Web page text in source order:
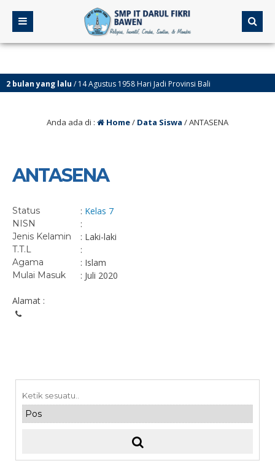
yang lalu / 14 Agustus 1958 Hari Jadi Provinsi Bali
Anda ada di : Home/ Data Siswa /ANTASENA
ANTASENA
Status : Kelas 7
NISN :
Jenis Kelamin : Laki-laki
T.T.L :
Agama : Islam
Mulai Masuk : Juli 2020
Alamat :